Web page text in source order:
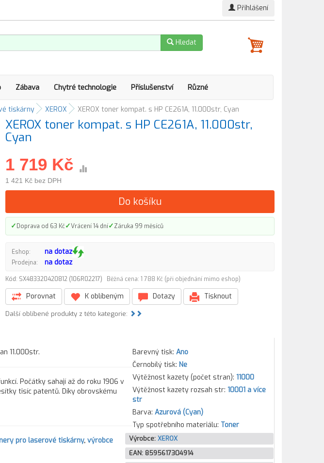
Přihlášení
Hledat
Zábava Chytré technologie Příslušenství Různé
tiskárny XEROX XEROX toner kompat. s HP CE261A, 11.000str, Cyan
XEROX toner kompat. s HP CE261A, 11.000str,
Cyan
1 719 Kč
1 421 Kč bez DPH
Do košíku
✓Doprava od 63 Kč✓Vrácení 14 dní✓Záruka 99 měsíců
Eshop: na dotaz
Prodejna: na dotaz
Kód: SX483320420812 (106R02217) Běžná cena: 1 788 Kč (při objednání mimo eshop)
Porovnat K oblíbeným Dotazy Tisknout
Další oblíbené produkty z této kategorie:
11.000str.
Počátky sahají až do roku 1906 v
tisíc patentů. Díky obrovskému
pro laserové tiskárny, výrobce
Barevný tisk: Ano
Černobílý tisk: Ne
Výtěžnost kazety (počet stran): 11000
Výtěžnost kazety rozsah str: 10001 a více
str
Barva: Azurová (Cyan)
Typ spotřebního materiálu: Toner
Výrobce: XEROX
EAN: 8595617304914